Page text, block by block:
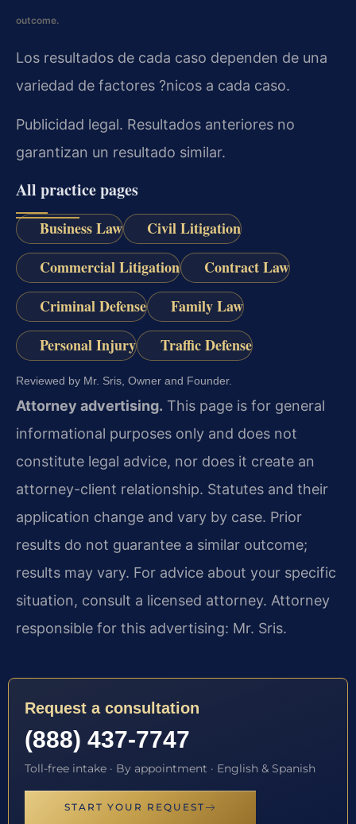
outcome.
Los resultados de cada caso dependen de una
variedad de factores ?nicos a cada caso.
Publicidad legal. Resultados anteriores no
garantizan un resultado similar.
All practice pages
Business Law
Civil Litigation
Commercial Litigation
Contract Law
Criminal Defense
Family Law
Personal Injury
Traffic Defense
Reviewed by Mr. Sris, Owner and Founder.
Attorney advertising. This page is for general
informational purposes only and does not
constitute legal advice, nor does it create an
attorney-client relationship. Statutes and their
application change and vary by case. Prior
results do not guarantee a similar outcome;
results may vary. For advice about your specific
situation, consult a licensed attorney. Attorney
responsible for this advertising: Mr. Sris.
Request a consultation
(888) 437-7747
Toll-free intake · By appointment · English & Spanish
START YOUR REQUEST